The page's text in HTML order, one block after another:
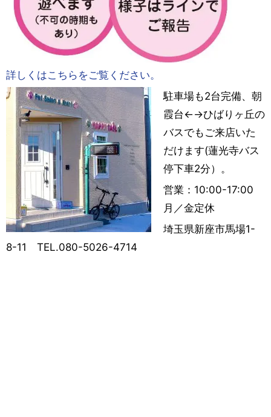
詳しくはこちらをご覧ください。
駐車場も2台完備、朝
霞台←→ひばりヶ丘の
バスでもご来店いた
だけます(蓮光寺バス
停下車2分）。
営業：10:00-17:00
月／金定休
埼玉県新座市馬場1-
8-11 TEL.080-5026-4714